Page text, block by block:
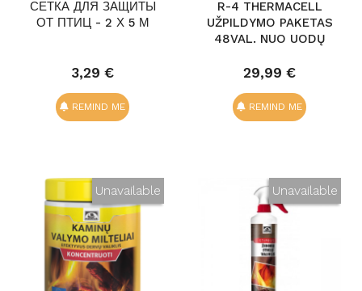
СЕТКА ДЛЯ ЗАЩИТЫ
ОТ ПТИЦ - 2 Х 5 М
3,29 €
REMIND ME
R-4 THERMACELL
UŽPILDYMO PAKETAS
48VAL. NUO UODŲ
29,99 €
REMIND ME
Unavailable Unavailable